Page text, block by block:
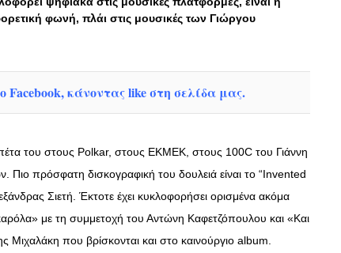
φωνή, πλάι στις μουσικές των Γιώργου
κάνοντας like στη σελίδα μας.
του στους Polkar, στους ΕΚΜΕΚ, στους 100C του Γιάννη
πρόσφατη δισκογραφική του δουλειά είναι το “Invented
Σιετή. Έκτοτε έχει κυκλοφορήσει ορισμένα ακόμα
με τη συμμετοχή του Αντώνη Καφετζόπουλου και «Και
Μιχαλάκη που βρίσκονται και στο καινούργιο album.